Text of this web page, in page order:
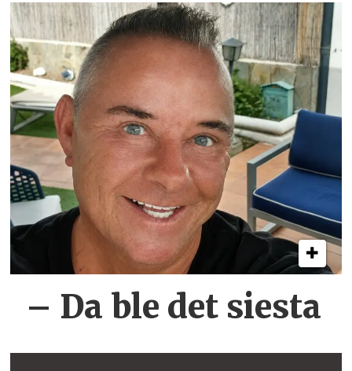
– Da ble det siesta